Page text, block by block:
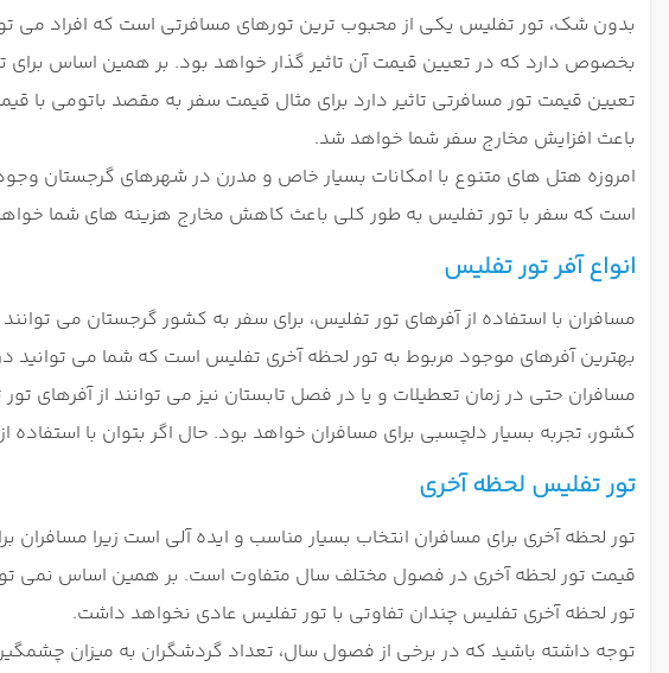
بدون شک، تور تفلیس یکی از محبوب ترین تورهای مسافرتی است که افراد می
بخصوص دارد که در تعیین قیمت آن تاثیر گذار خواهد بود. بر همین اساس
تعیین قیمت تور مسافرتی تاثیر دارد برای مثال قیمت سفر به مقصد باتومی
باعث افزایش مخارج سفر شما خواهد شد.
امروزه هتل های متنوع با امکانات بسیار خاص و مدرن در شهرهای گرجستان
است که سفر با تور تفلیس به طور کلی باعث کاهش مخارج هزینه های شما خواهد
انواع آفر تور تفلیس
مسافران با استفاده از آفرهای تور تفلیس، برای سفر به کشور گرجستان می
بهترین آفرهای موجود مربوط به تور لحظه آخری تفلیس است که شما می توانید
مسافران حتی در زمان تعطیلات و یا در فصل تابستان نیز می توانند از آفرهای
کشور، تجربه بسیار دلچسبی برای مسافران خواهد بود. حال اگر بتوان با
تور تفلیس لحظه آخری
تور لحظه آخری برای مسافران انتخاب بسیار مناسب و ایده آلی است زیرا
قیمت تور لحظه آخری در فصول مختلف سال متفاوت است. بر همین اساس نمی
تور لحظه آخری تفلیس چندان تفاوتی با تور تفلیس عادی نخواهد داشت.
توجه داشته باشید که در برخی از فصول سال، تعداد گردشگران به میزان